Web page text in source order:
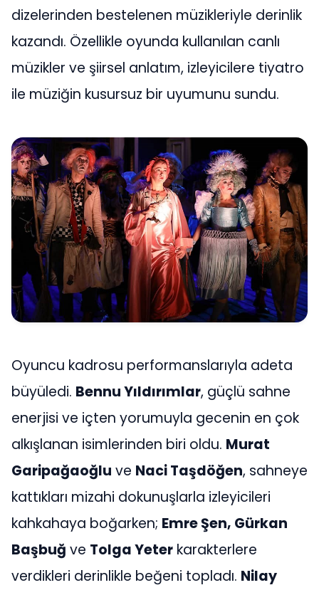
dizelerinden bestelenen müzikleriyle derinlik
kazandı. Özellikle oyunda kullanılan canlı
müzikler ve şiirsel anlatım, izleyicilere tiyatro
ile müziğin kusursuz bir uyumunu sundu.
Oyuncu kadrosu performanslarıyla adeta
büyüledi. Bennu Yıldırımlar, güçlü sahne
enerjisi ve içten yorumuyla gecenin en çok
alkışlanan isimlerinden biri oldu. Murat
Garipağaoğlu ve Naci Taşdöğen, sahneye
kattıkları mizahi dokunuşlarla izleyicileri
kahkahaya boğarken; Emre Şen, Gürkan
Başbuğ ve Tolga Yeter karakterlere
verdikleri derinlikle beğeni topladı. Nilay